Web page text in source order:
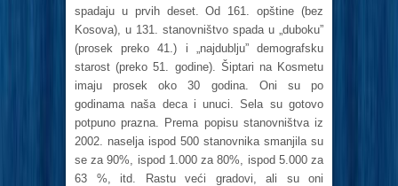
spadaju u prvih deset. Od 161. opštine (bez
Kosova), u 131. stanovništvo spada u „duboku”
(prosek preko 41.) i „najdublju” demografsku
starost (preko 51. godine). Šiptari na Kosmetu
imaju prosek oko 30 godina. Oni su po
godinama naša deca i unuci. Sela su gotovo
potpuno prazna. Prema popisu stanovništva iz
2002. naselja ispod 500 stanovnika smanjila su
se za 90%, ispod 1.000 za 80%, ispod 5.000 za
63 %, itd. Rastu veći gradovi, ali su oni